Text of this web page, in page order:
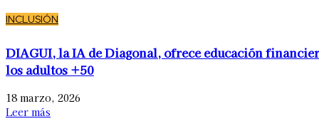
INCLUSIÓN
DIAGUI, la IA de Diagonal, ofrece educación
los adultos +50
18 marzo, 2026
Leer más